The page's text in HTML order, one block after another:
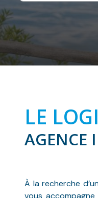
VILLES
DOSSIER DE
CANDIDATURE
CONTACT
LE
AGENCE
À la recherche
vous